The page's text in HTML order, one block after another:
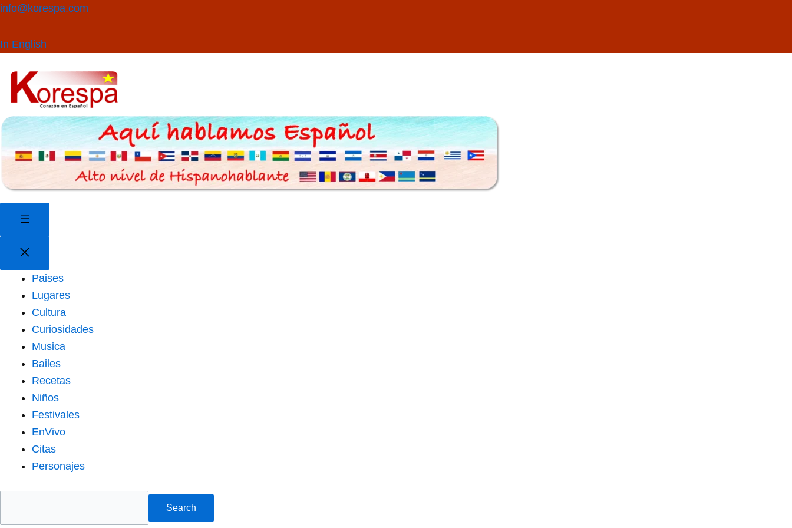
Saltar
contenido
info@korespa.com
In English
Paises
Lugares
Cultura
Curiosidades
Musica
Bailes
Recetas
Niños
Festivales
EnVivo
Citas
Personajes
Buscar
Search